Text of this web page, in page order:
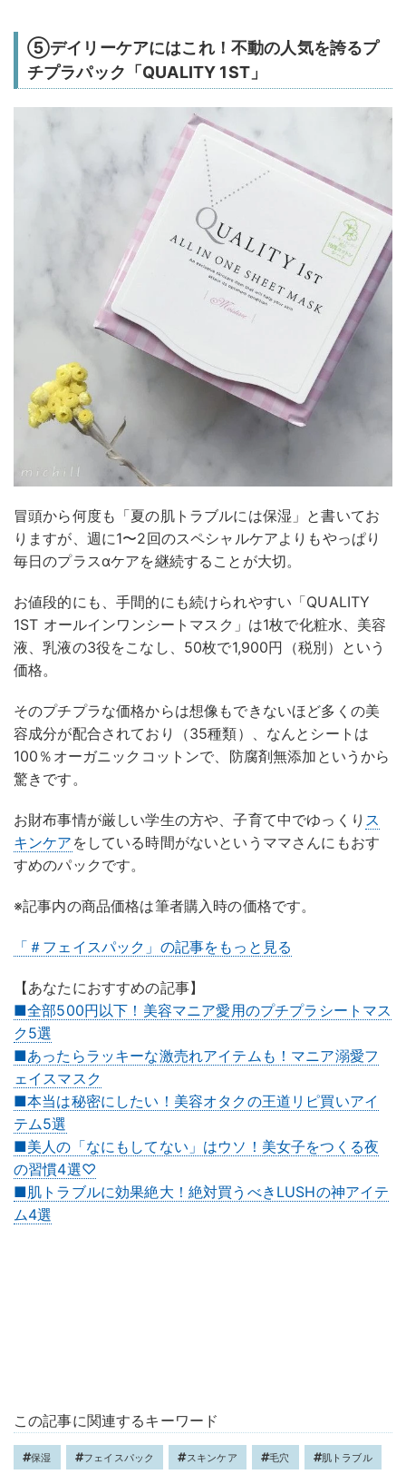
⑤デイリーケアにはこれ！不動の人気を誇るプ
チプラパック「QUALITY 1ST」
冒頭から何度も「夏の肌トラブルには保湿」と書いてお
りますが、週に1〜2回のスペシャルケアよりもやっぱり
毎日のプラスαケアを継続することが大切。
お値段的にも、手間的にも続けられやすい「QUALITY
1ST オールインワンシートマスク」は1枚で化粧水、美容
液、乳液の3役をこなし、50枚で1,900円（税別）という
価格。
そのプチプラな価格からは想像もできないほど多くの美
容成分が配合されており（35種類）、なんとシートは
100％オーガニックコットンで、防腐剤無添加というから
驚きです。
お財布事情が厳しい学生の方や、子育て中でゆっくり ス
キンケア をしている時間がないというママさんにもおす
すめのパックです。
※記事内の商品価格は筆者購入時の価格です。
「＃フェイスパック」の記事をもっと見る
【あなたにおすすめの記事】
■全部500円以下！美容マニア愛用のプチプラシートマス
ク5選
■あったらラッキーな激売れアイテムも！マニア溺愛フ
ェイスマスク
■本当は秘密にしたい！美容オタクの王道リピ買いアイ
テム5選
■美人の「なにもしてない」はウソ！美女子をつくる夜
の習慣4選♡
■肌トラブルに効果絶大！絶対買うべきLUSHの神アイテ
ム4選
この記事に関連するキーワード
保湿 フェイスパック スキンケア 毛穴 肌トラブル